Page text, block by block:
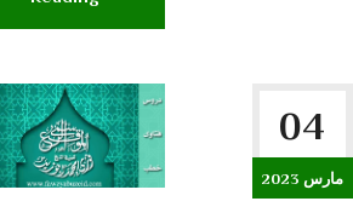
04
مارس 2023